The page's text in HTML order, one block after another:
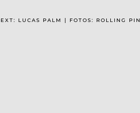
LUCAS PALM | FOTOS: ROLLING PIN